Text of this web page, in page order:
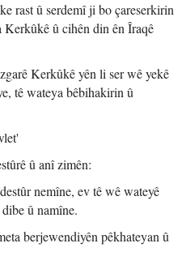
rast û serdemî ji bo çareserkirin
Kerkûkê û cihên din ên Îraqê
Kerkûkê yên li ser wê yekê
tê wateya bêbihakirin û
û anî zimên:
nemîne, ev tê wê wateyê
û namîne.
berjewendiyên pêkhateyan û